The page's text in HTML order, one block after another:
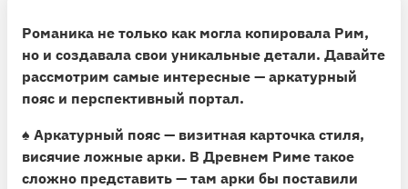
Романика не только как могла копировала Рим,
но и создавала свои уникальные детали. Давайте
рассмотрим самые интересные — аркатурный
пояс и перспективный портал.
♠️ Аркатурный пояс — визитная карточка стиля,
висячие ложные арки. В Древнем Риме такое
сложно представить — там арки бы поставили